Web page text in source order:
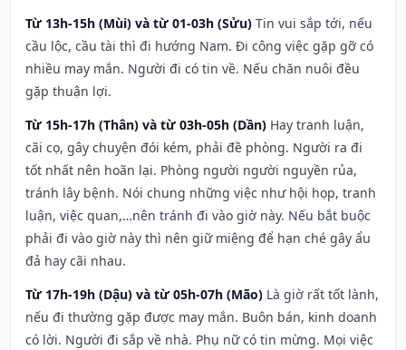
Từ 13h-15h (Mùi) và từ 01-03h (Sửu) Tin vui sắp tới, nếu
cầu lộc, cầu tài thì đi hướng Nam. Đi công việc gặp gỡ có
nhiều may mắn. Người đi có tin về. Nếu chăn nuôi đều
gặp thuận lợi.
Từ 15h-17h (Thân) và từ 03h-05h (Dần) Hay tranh luận,
cãi cọ, gây chuyện đói kém, phải đề phòng. Người ra đi
tốt nhất nên hoãn lại. Phòng người người nguyền rủa,
tránh lây bệnh. Nói chung những việc như hội họp, tranh
luận, việc quan,…nên tránh đi vào giờ này. Nếu bắt buộc
phải đi vào giờ này thì nên giữ miệng để hạn ché gây ẩu
đả hay cãi nhau.
Từ 17h-19h (Dậu) và từ 05h-07h (Mão) Là giờ rất tốt lành,
nếu đi thường gặp được may mắn. Buôn bán, kinh doanh
có lời. Người đi sắp về nhà. Phụ nữ có tin mừng. Mọi việc